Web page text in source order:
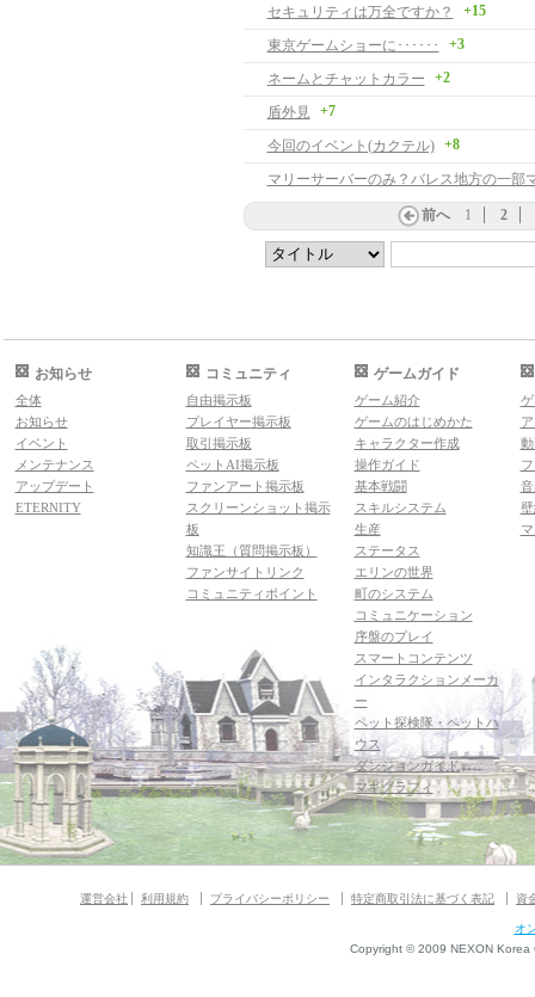
セキュリティは万全ですか？ +15
東京ゲームショーに･･････ +3
ネームとチャットカラー +2
盾外見 +7
今回のイベント(カクテル) +8
マリーサーバーのみ？バレス地方の一部
前へ 1 2
お知らせ
全体
お知らせ
イベント
メンテナンス
アップデート
ETERNITY
コミュニティ
自由掲示板
プレイヤー掲示板
取引掲示板
ペットAI掲示板
ファンアート掲示板
スクリーンショット掲示
板
知識王（質問掲示板）
ファンサイトリンク
コミュニティポイント
ゲームガイド
ゲーム紹介
ゲームのはじめかた
キャラクター作成
操作ガイド
基本戦闘
スキルシステム
生産
ステータス
エリンの世界
町のシステム
コミュニケーション
序盤のプレイ
スマートコンテンツ
インタラクションメーカ
ー
ペット探検隊・ペットハ
ウス
ダンジョンガイド
マギグラフィ
運営会社 利用規約 プライバシーポリシー 特定商取引法に基づく表記 資
オ
Copyright © 2009 NEXON Korea